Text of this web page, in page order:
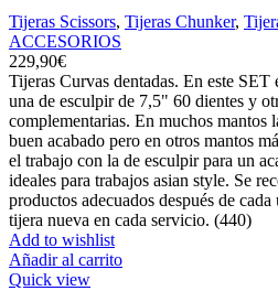
Tijeras Scissors, Tijeras Chunker,
ACCESORIOS
229,90€
Tijeras Curvas dentadas. En este SET
una de esculpir de 7,5" 60 dientes y
complementarias. En muchos mantos
buen acabado pero en otros mantos
el trabajo con la de esculpir para un
ideales para trabajos asian style. Se
productos adecuados después de
tijera nueva en cada servicio. (440)
Add to wishlist
Añadir al carrito
Quick view